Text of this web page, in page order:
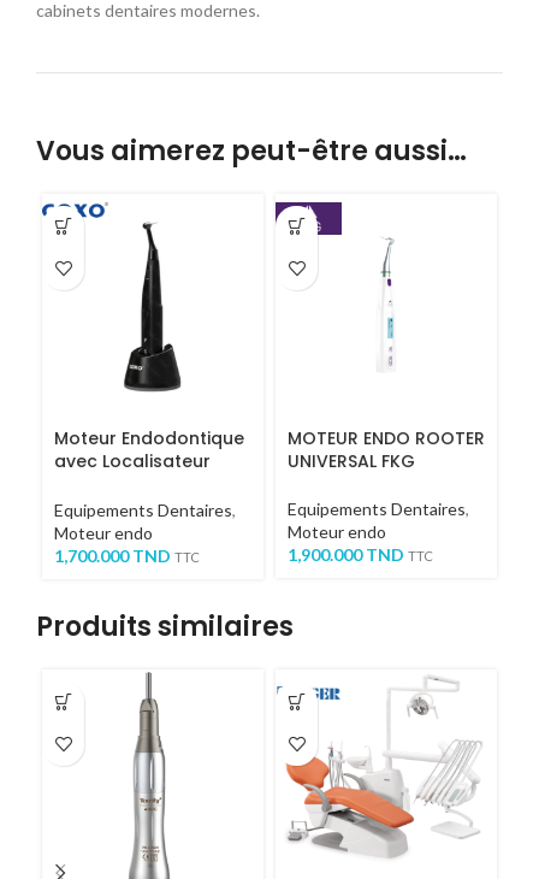
cabinets dentaires modernes.
Vous aimerez peut-être aussi…
Moteur Endodontique
avec Localisateur
Equipements Dentaires,
Moteur endo
1,700.000TND TTC
MOTEUR ENDO ROOTER
UNIVERSAL FKG
Equipements Dentaires,
Moteur endo
1,900.000TND TTC
Produits similaires